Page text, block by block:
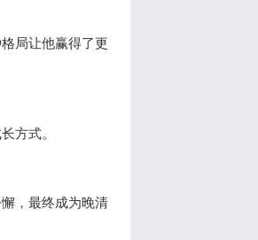
局让他赢得了更
方式。
，最终成为晚清